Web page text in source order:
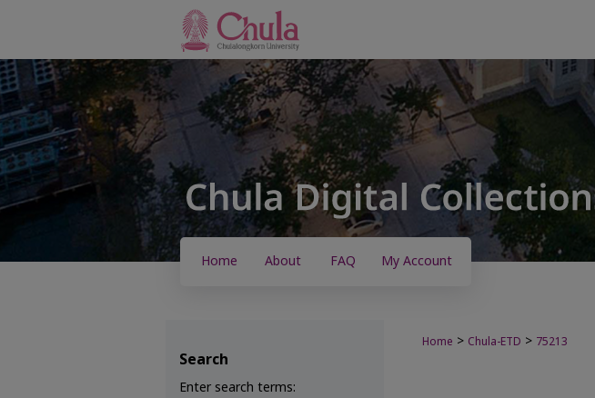
Home About FAQ My Account
Home > Chula-ETD > 75213
Search
Enter search terms: